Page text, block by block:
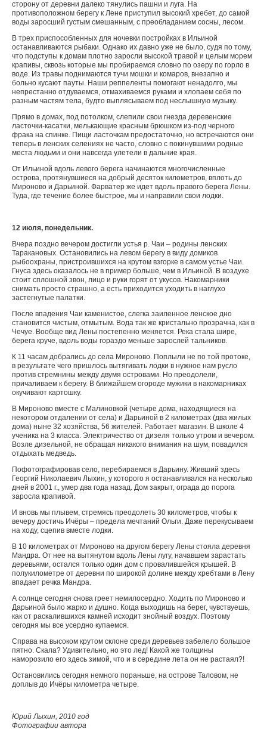
сторону от деревни далеко тянулись пашни и луга. На
противоположном берегу к Лене приступил высокий хребет, до самой
воды заросший густым смешанным, с преобладанием сосны, лесом.
В трех приспособленных для ночевки постройках в Ильиной
останавливаются рыбаки. Однако их давно уже не было, судя по тому,
что подступы к домам плотно заросли высокой травой и целым морем
крапивы, сквозь которые мы пробираемся словно по озеру по горло в
воде. Из травы поднимаются тучи мошки и комаров, внезапно и
больно кусают пауты. Наши реппеленты помогают ненадолго, мы
непрестанно отдуваемся, отмахиваемся руками и хлопаем себя по
разным частям тела, будто выплясываем под неслышную музыку.
Прямо в домах, под потолком, слепили свои гнезда деревенские
ласточки-касатки, мелькающие красным брюшком из-под черного
фрака на спинке. Пищи ласточкам предостаточно, но встречаются они
теперь в ленских селениях не часто, словно с покинувшими родные
места людьми и они навсегда улетели в дальние края.
От Ильиной вдоль левого берега начинаются многочисленные
острова, протянувшиеся на добрый десяток километров, вплоть до
Мироново и Дарьиной. Фарватер же идет вдоль правого берега Лены.
Туда, где течение более быстрое, мы и направили свои лодки.
12 июля, понедельник.
Вчера поздно вечером достигли устья р. Чаи – родины ленских
Таракановых. Остановились на левом берегу в виду домиков
рыбоохраны, пристроившихся на крутом взгорке в самом устье Чаи.
Гнуса здесь оказалось не в пример больше, чем в Ильиной. В воздухе
стоит сплошной звон, лицо и руки горят от укусов. Накомарники
снимать просто страшно, а есть приходится уходить в наглухо
застегнутые палатки.
После впадения Чаи каменистое, слегка заиленное ленское дно
становится чистым, отмытым. Вода так же кристально прозрачна, как в
Чечуе. Вообще вид Лены постепенно меняется. Река стала шире,
берега круче, вдоль воды гораздо меньше зарослей тальников.
К 11 часам добрались до села Мироново. Поплыли не по той протоке,
в результате чего пришлось вытягивать лодки в нужное нам русло
против стремнины между двумя островами. Но преодолели,
причаливаем к берегу. В ближайшем огороде мужики в накомарниках
окучивают картошку.
В Мироново вместе с Малиновкой (четыре дома, находящиеся на
некотором отдалении от села) и Дарьиной в 2 километрах (два жилых
дома) ныне 32 хозяйства, 56 жителей. Работает магазин. В школе 4
ученика на 3 класса. Электричество от дизеля только утром и вечером.
Возле дизельной, не обращая никакого внимания на шум, повадился
отдыхать медведь.
Пофотографировав село, перебираемся в Дарьину. Живший здесь
Георгий Николаевич Лыхин, у которого я останавливался на несколько
дней в 2001 г., умер два года назад. Дом закрыт, ограда до порога
заросла крапивой.
И вновь мы плывем, стремясь преодолеть 30 километров, чтобы к
вечеру достичь Ичёры – предела мечтаний Ольги. Даже перекусываем
на ходу, сцепив вместе лодки.
В 10 километрах от Мироново на другом берегу Лены стояла деревня
Мандра. От нее на вытянутом вдоль Лены лугу, начавшем зарастать
деревьями, остался только один дом с провалившейся крышей. В
полукилометре от деревни по широкой долине между хребтами в Лену
впадает речка Мандра.
А солнце сегодня снова греет немилосердно. Ходить по Мироново и
Дарьиной было жарко и душно. Когда выходишь на берег, чувствуешь,
как от раскалившихся камней исходит знойный воздух. Поэтому
сегодня мы все усердно купаемся.
Справа на высоком крутом склоне среди деревьев забелело большое
пятно. Скала? Удивительно, но это лед! Какой же толщины
наморозило его здесь зимой, что и в середине лета он не растаял?!
Остановились сегодня немного пораньше, на острове Таловом, не
доплыв до Ичёры километра четыре.
Юрий Лыхин, 2010 год
Фотографии автора